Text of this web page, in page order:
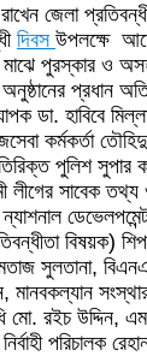
জেলা
দিবস উপলক্ষে
মাঝে পুরস্কার ও
প্রধান
ডা. হাবিবে
কর্মকর্তা
পুলিশ সুপার
সাবেক তথ্য
বিষয়ক)
সুলতানা,
সংস্থার
রইচ উদ্দিন,
পরিচালক